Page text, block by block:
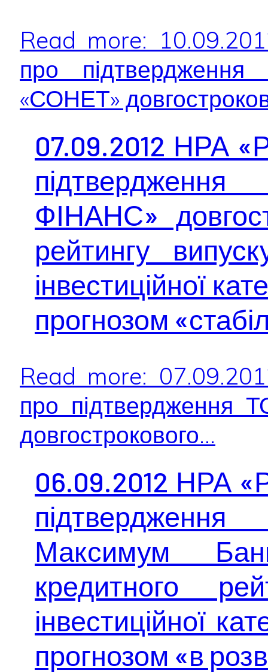
Read more:
про
«СОНЕТ»
07.09.2012 НРА
ФІНАНС»
рейтингу
інвестиційної
прогнозом
Read more:
про
довгострокового...
06.09.2012 НРА
Максимум
кредитного
інвестиційної
прогнозом «в